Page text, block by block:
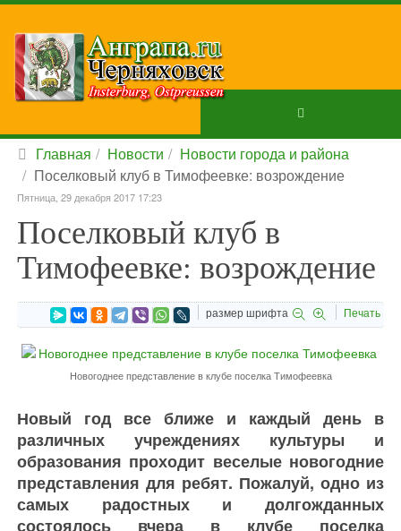
Главная Новости
Новости города и района
Поселковый клуб в Тимофеевке: возрождение
Пятница, 29 декабря 2017 17:23
Поселковый клуб в
Тимофеевке: возрождение
размер шрифта Печать
Новогоднее представление в клубе поселка Тимофеевка
Новый год все ближе и каждый день в
различных учреждениях культуры и
образования проходит веселые новогодние
представления для ребят. Пожалуй, одно из
самых радостных и долгожданных
состоялось вчера в клубе поселка